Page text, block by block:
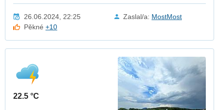
26.06.2024, 22:25 Zaslal/a: MostMost
Pěkné+10
22.5 °C